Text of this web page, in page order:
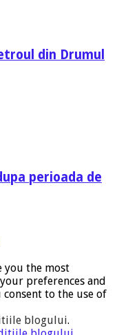
din Drumul
perioada de
you the most
preferences and
consent to the use of
blogului.